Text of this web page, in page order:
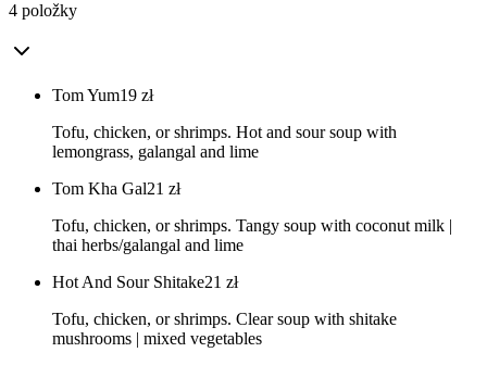
4 položky
Tom Yum19 zł
Tofu, chicken, or shrimps. Hot and sour soup with
lemongrass, galangal and lime
Tom Kha Gal21 zł
Tofu, chicken, or shrimps. Tangy soup with coconut milk |
thai herbs/galangal and lime
Hot And Sour Shitake21 zł
Tofu, chicken, or shrimps. Clear soup with shitake
mushrooms | mixed vegetables